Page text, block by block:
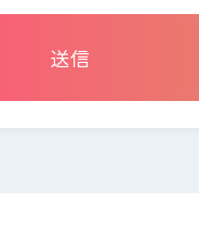
にかかわる法令の遵守
致します。